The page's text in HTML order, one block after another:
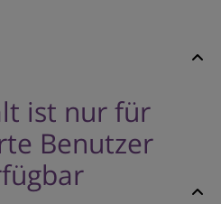
ist nur für
Benutzer